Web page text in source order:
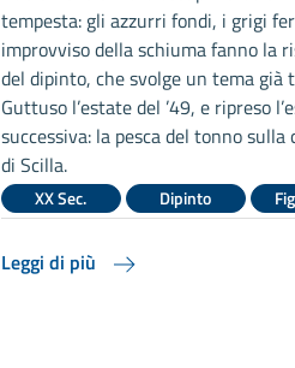
tempesta: gli azzurri fondi, i grigi
improvviso della schiuma fanno la
del dipinto, che svolge un tema già
Guttuso l’estate del ’49, e ripreso
successiva: la pesca del tonno sulla
di Scilla.
XX Sec. Dipinto
Leggi di più